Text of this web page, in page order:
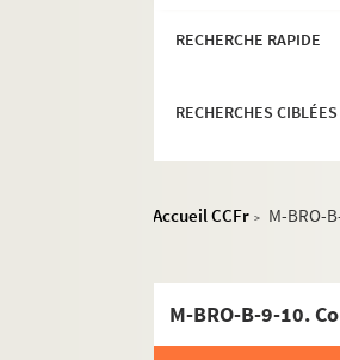
RECHERCHE RAPIDE
RECHERCHES CIBLÉES
Accueil CCFr > M-BRO-
M-BRO-B-9-10.
M-BRO-B.